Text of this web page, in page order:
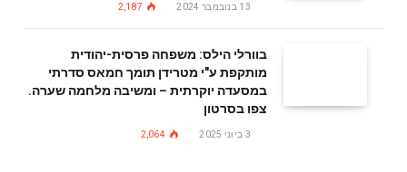
13 בנובמבר 2024 2,187
בוורלי הילס: משפחה פרסית-יהודית
מותקפת ע"י מטרידן תומך חמאס סדרתי
במסעדה יוקרתית – ומשיבה מלחמה שערה.
צפו בסרטון
3 ביוני 2025 2,064